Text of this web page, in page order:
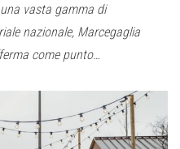
vasta gamma di
nazionale, Marcegaglia
come punto…